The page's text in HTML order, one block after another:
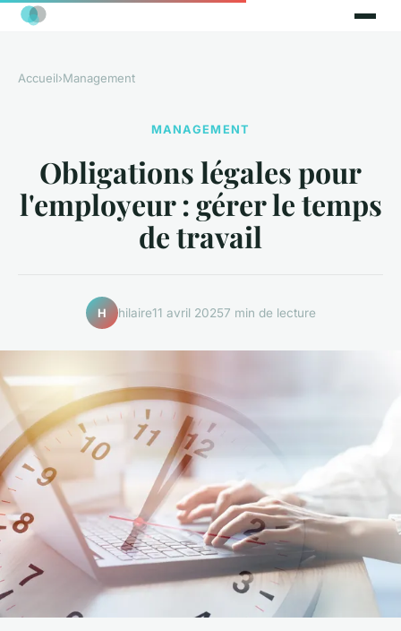
Accueil›Management
MANAGEMENT
Obligations légales pour
l'employeur : gérer le temps
de travail
H hilaire11 avril 20257 min de lecture